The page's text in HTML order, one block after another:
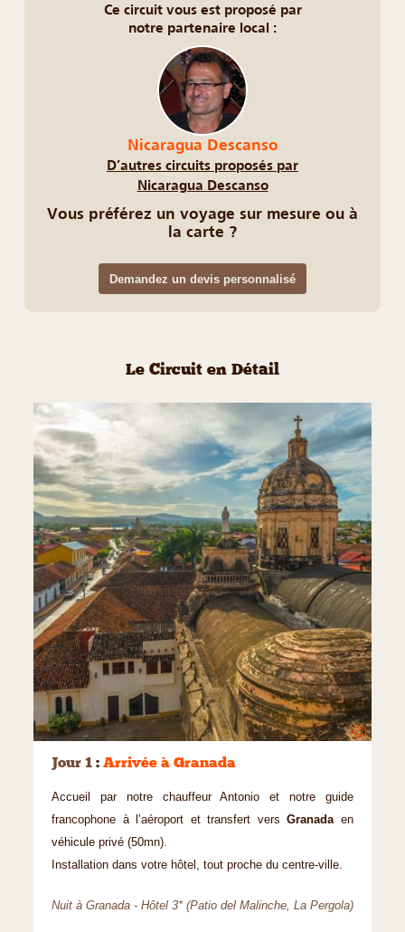
Ce circuit vous est proposé par
notre partenaire local :
Nicaragua Descanso
D’autres circuits proposés par
Nicaragua Descanso
Vous préférez un voyage sur mesure ou à
la carte ?
Demandez un devis personnalisé
Le Circuit en Détail
©
Jour 1 : Arrivée à Granada
Accueil par notre chauffeur Antonio et notre guide
francophone à l’aéroport et transfert versGranadaen
véhicule privé (50mn).
Installation dans votre hôtel, tout proche du centre-ville.
Nuit à Granada - Hôtel 3* (Patio del Malinche, La Pergola)